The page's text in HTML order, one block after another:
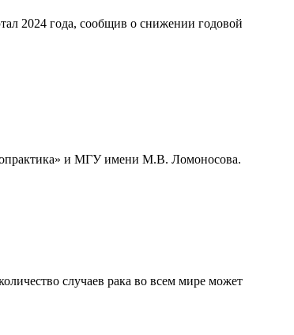
2024 года, сообщив о снижении годовой
и МГУ имени М.В. Ломоносова.
случаев рака во всем мире может